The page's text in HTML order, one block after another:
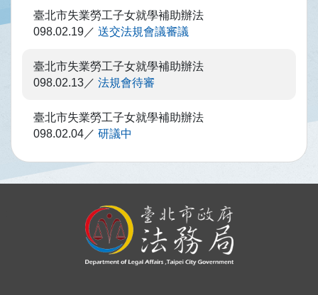
臺北市失業勞工子女就學補助辦法
098.02.19
送交法規會議審議
臺北市失業勞工子女就學補助辦法
098.02.13
法規會待審
臺北市失業勞工子女就學補助辦法
098.02.04
研議中